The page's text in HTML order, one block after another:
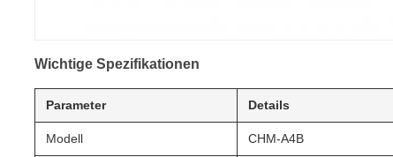
Wichtige Spezifikationen
Parameter Details
Modell CHM-A4B